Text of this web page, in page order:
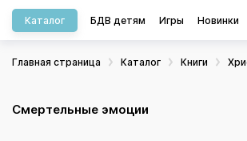
Каталог БДВ детям Игры Новинки
Главная страница Каталог Книги
Смертельные эмоции